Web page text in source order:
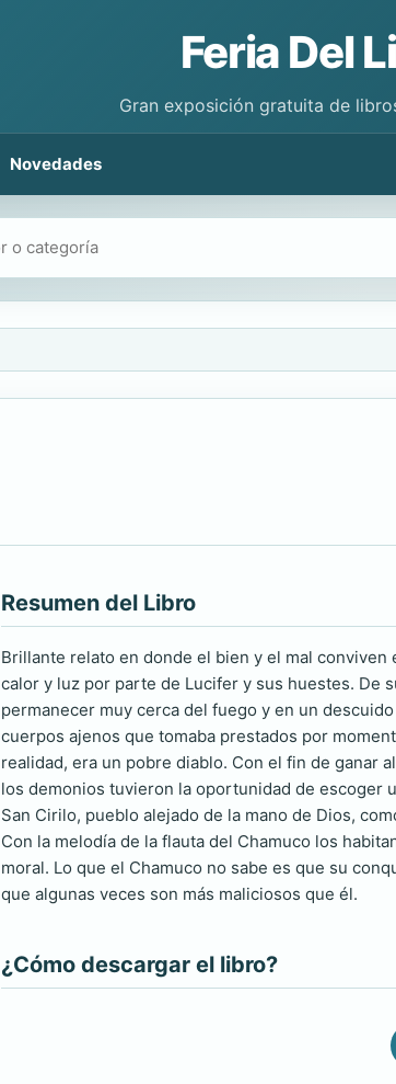
Feria Del
Gran exposición gratuita de
Novedades
Resumen del Libro
Brillante relato en donde el bien y el mal
calor y luz por parte de Lucifer y sus huestes. De
permanecer muy cerca del fuego y en un
cuerpos ajenos que tomaba prestados por
realidad, era un pobre diablo. Con el fin de ganar
los demonios tuvieron la oportunidad de escoger
San Cirilo, pueblo alejado de la mano de Dios,
Con la melodía de la flauta del Chamuco los
moral. Lo que el Chamuco no sabe es que su
que algunas veces son más maliciosos que él.
¿Cómo descargar el libro?